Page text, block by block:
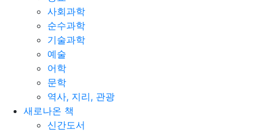
사회과학
순수과학
기술과학
예술
어학
문학
역사, 지리, 관광
새로나온 책
신간도서